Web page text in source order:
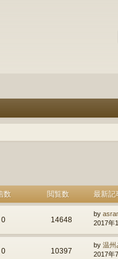
数 閲覧数 最新記
0 14648
by
2017年
0 10397
by 温州
2017年